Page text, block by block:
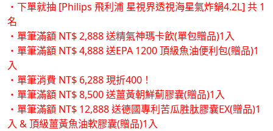
・下單就抽 [Philips 飛利浦 星視界透視海星氣炸鍋4.2L] 共 1
名
・單筆滿額 NT$ 2,888 送精氣神瑪卡飲(單包贈品)1入
・單筆滿額 NT$ 4,888 送EPA 1200 頂級魚油便利包(贈品)1
入
・單筆消費 NT$ 6,288 現折400！
・單筆滿額 NT$ 8,500 送薑黃朝鮮薊膠囊(贈品)1入
・單筆滿額 NT$ 12,888 送德國專利苦瓜胜肽膠囊EX(贈品)1
入 & 頂級薑黃魚油軟膠囊(贈品)1入